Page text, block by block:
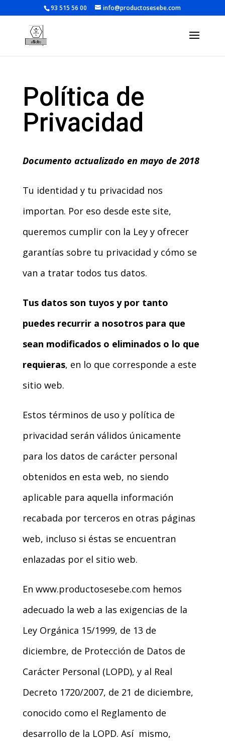
93 515 56 00 info@productosesebe.com
Política de
Privacidad
Documento actualizado en mayo de 2018
Tu identidad y tu privacidad nos
importan. Por eso desde este site,
queremos cumplir con la Ley y ofrecer
garantías sobre tu privacidad y cómo se
van a tratar todos tus datos.
Tus datos son tuyos y por tanto
puedes recurrir a nosotros para que
sean modificados o eliminados o lo que
requieras, en lo que corresponde a este
sitio web.
Estos términos de uso y política de
privacidad serán válidos únicamente
para los datos de carácter personal
obtenidos en esta web, no siendo
aplicable para aquella información
recabada por terceros en otras páginas
web, incluso si éstas se encuentran
enlazadas por el sitio web.
En www.productosesebe.com hemos
adecuado la web a las exigencias de la
Ley Orgánica 15/1999, de 13 de
diciembre, de Protección de Datos de
Carácter Personal (LOPD), y al Real
Decreto 1720/2007, de 21 de diciembre,
conocido como el Reglamento de
desarrollo de la LOPD. Así mismo,